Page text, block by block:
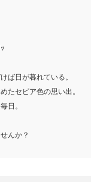
ば日が暮れている。
たセピア色の思い出。
日。
んか？